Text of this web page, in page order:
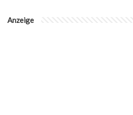
Anzeige